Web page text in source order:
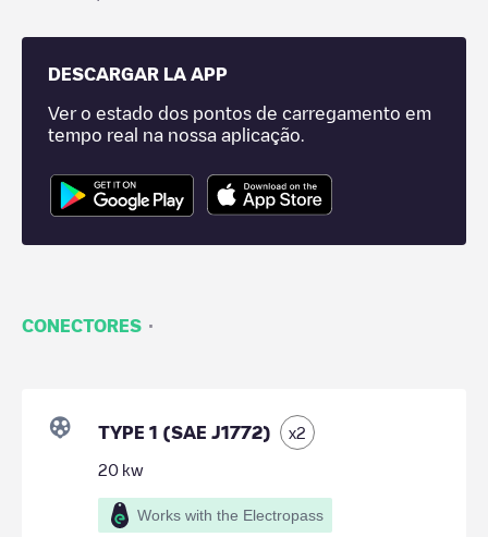
DESCARGAR LA APP
Ver o estado dos pontos de carregamento em
tempo real na nossa aplicação.
CONECTORES ·
TYPE 1 (SAE J1772) x2
20 kw
Works with the Electropass